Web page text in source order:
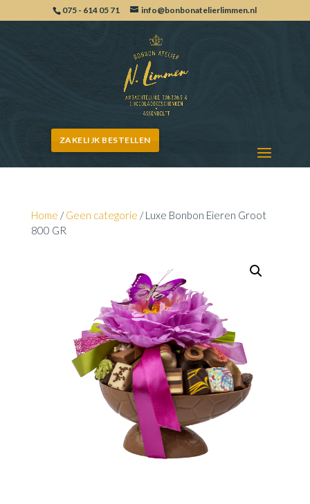
075 - 614 05 71 info@bonbonatelierlimmen.nl
ZAKELIJK BESTELLEN
Home /Geen categorie / Luxe Bonbon Eieren Groot
800 GR